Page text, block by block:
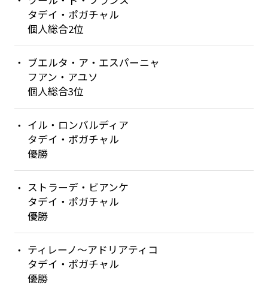
タデイ・ポガチャル
個人総合2位
ブエルタ・ア・エスパーニャ
フアン・アユソ
個人総合3位
イル・ロンバルディア
タデイ・ポガチャル
優勝
ストラーデ・ビアンケ
タデイ・ポガチャル
優勝
ティレーノ〜アドリアティコ
タデイ・ポガチャル
優勝